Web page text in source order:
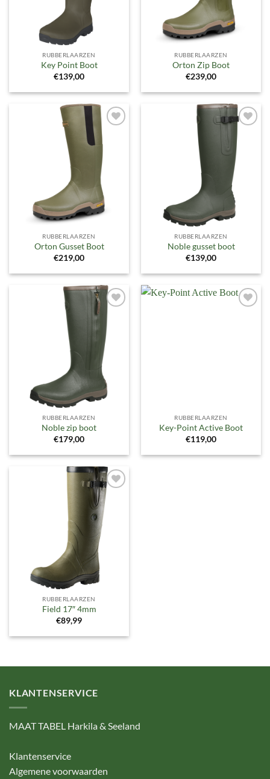
RUBBERLAARZEN
Key Point Boot
€139,00
RUBBERLAARZEN
Orton Zip Boot
€239,00
Toevoegen
aan
RUBBERLAARZEN
Orton Gusset Boot
€219,00
Toevoegen
aan
verlanglijst
RUBBERLAARZEN
Noble gusset boot
€139,00
Toevoegen
aan
verlanglijst
RUBBERLAARZEN
Noble zip boot
€179,00
RUBBERLAARZEN
Key-Point Active Boot
€119,00
Toevoegen
aan
verlanglijst
RUBBERLAARZEN
Field 17″ 4mm
€89,99
KLANTENSERVICE
MAAT TABEL Harkila & Seeland
Klantenservice
Algemene voorwaarden